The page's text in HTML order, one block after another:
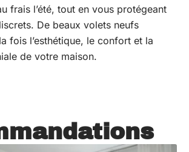
frais l’été, tout en vous protégeant
De beaux volets neufs
fois l’esthétique, le confort et la
de votre maison.